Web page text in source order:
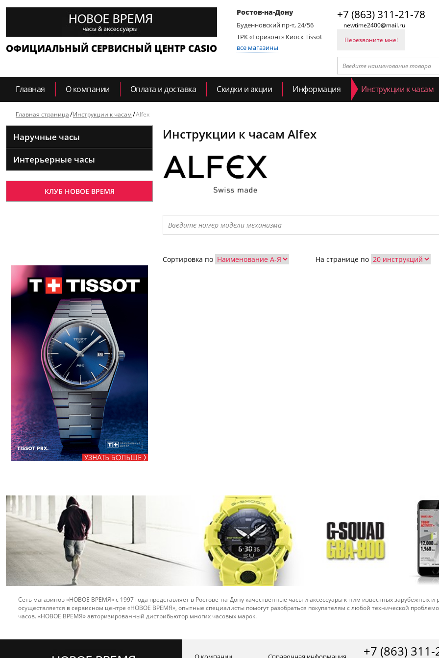
ОФИЦИАЛЬНЫЙ СЕРВИСНЫЙ ЦЕНТР CASIO
Ростов-на-Дону
Буденновский пр-т, 24/56
ТРК «Горизонт» Киоск Tissot
все магазины
+7 (863) 311-21-78
newtime2400@mail.ru
Перезвоните мне!
Главная О компании Оплата и доставка Скидки и акции Информация Инструкции к часам
Главная страница Инструкции к часам Alfex
Наручные часы
Интерьерные часы
КЛУБ НОВОЕ ВРЕМЯ
Инструкции к часам Alfex
Сортировка по На странице по
Сеть магазинов «НОВОЕ ВРЕМЯ» с 1997 года представляет в Ростове-на-Дону качественные часы и аксессуары к ним известных зарубежных
осуществляется в сервисном центре «НОВОЕ ВРЕМЯ», опытные специалисты помогут разобраться покупателям с любой технической
часов. «НОВОЕ ВРЕМЯ» авторизированный дистрибьютор многих часовых марок.
+7 (863)